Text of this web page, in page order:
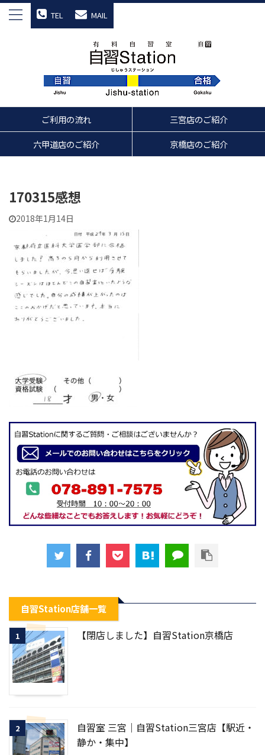
TEL MAIL
ご利用の流れ
三宮店のご紹介
六甲道店のご紹介
京橋店のご紹介
170315感想
2018年1月14日
自習Station店舗一覧
1 【閉店しました】自習Station京橋店
2
自習室 三宮｜自習Station三宮店【駅近・
静か・集中】